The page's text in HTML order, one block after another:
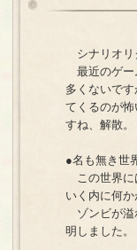
シナリオリ
最近のゲー
多くないで
てくるのが
すね、解散。
●名も無き世
この世界に
いく内に何か
ゾンビが溢
明しました。